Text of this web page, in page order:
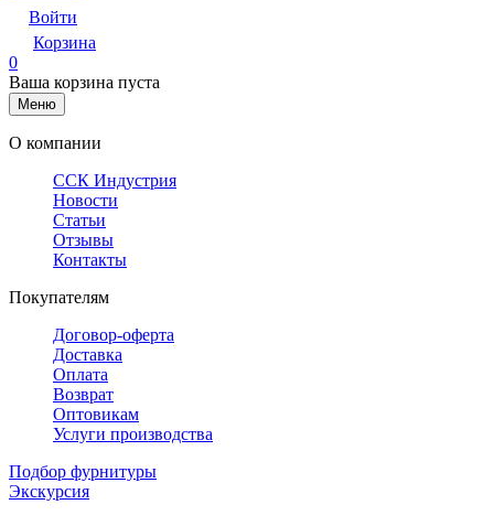
Войти
Корзина
0
Ваша корзина пуста
Меню
О компании
ССК Индустрия
Новости
Статьи
Отзывы
Контакты
Покупателям
Договор-оферта
Доставка
Оплата
Возврат
Оптовикам
Услуги производства
Подбор фурнитуры
Экскурсия